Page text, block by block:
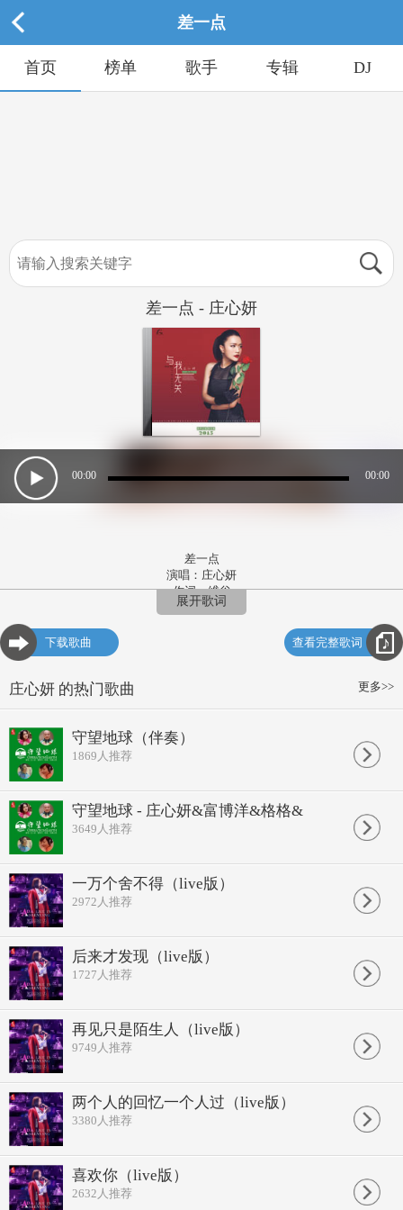
差一点
首页 榜单 歌手 专辑 DJ
差一点 - 庄心妍
00:00 00:00
差一点
演唱：庄心妍
作词：维谷
作曲：李亮超
他对我那么死心 和塌地
我微笑着脸 我应该感谢上天
只差一点 我和你就能上演
只差一点 我的人生划上完美句点
和你到永远 我才没有抱怨
只差一点 我不用泪流满面
和他在一起 却想着你度日如年
终究没实现 和你许下的诺言
我要继续的生活 才能继续怀念
你现在好吗 记得对我想念
只差一点 我和你就能上演
和你到永远 我才没有抱怨
不用撑起那笑颜
他多爱我 也比不上你给我一句甜言
和他在一起 却爱着你月月年年
展开歌词
下载歌曲 查看完整歌词
更多>>
庄心妍 的热门歌曲
守望地球（伴奏）
1869 人推荐
守望地球 - 庄心妍&富博洋&格格&
3649 人推荐
一万个舍不得（live版）
2972 人推荐
后来才发现（live版）
1727 人推荐
再见只是陌生人（live版）
9749 人推荐
两个人的回忆一个人过（live版）
3380 人推荐
喜欢你（live版）
2632 人推荐